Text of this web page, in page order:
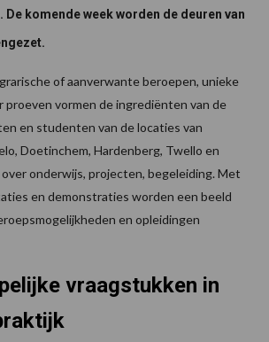
komende week worden de deuren van
of aanverwante beroepen, unieke
proeven vormen de ingrediënten van de
en studenten van de locaties van
Doetinchem, Hardenberg, Twello en
onderwijs, projecten, begeleiding. Met
en demonstraties worden een beeld
en opleidingen
vraagstukken in